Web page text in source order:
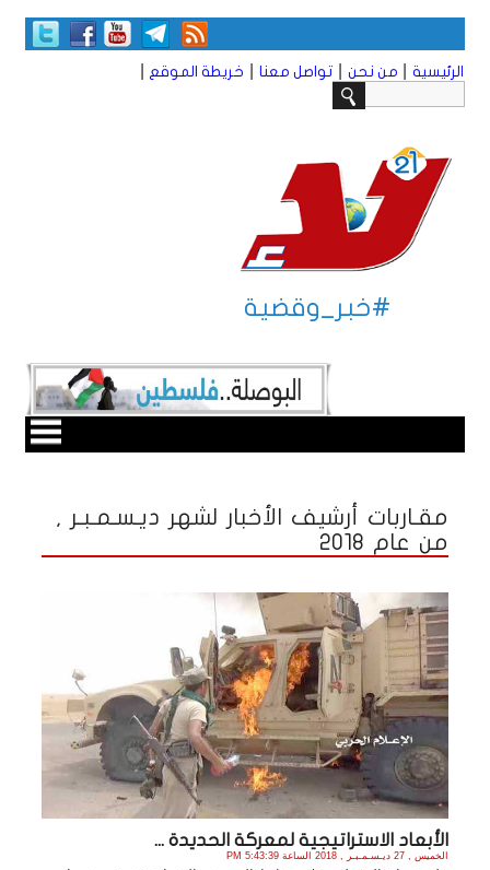
الرئيسية من نحن تواصل معنا خريطة الموقع
#خبر_وقضية
مقـاربات أرشيف الأخبار لشهر ديـسـمـبـر ,
من عام 2018
الأبعاد الاستراتيجية لمعركة الحديدة ...
الخميس , 27 ديـسـمـبـر , 2018 الساعة 5:43:39 PM